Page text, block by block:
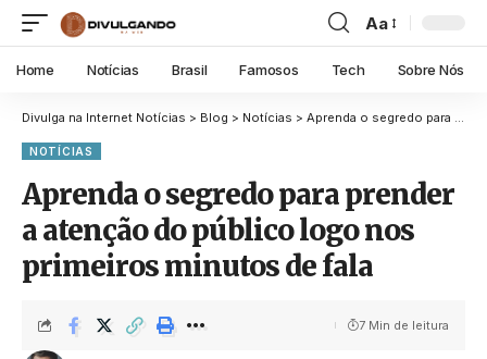
Aa
Home Notícias Brasil Famosos Tech Sobre Nós
Divulga na Internet Notícias > Blog > Notícias > Aprenda o segredo para prender a atenção do público logo nos primeiros minutos de fala
NOTÍCIAS
Aprenda o segredo para prender
a atenção do público logo nos
primeiros minutos de fala
7 Min de leitura